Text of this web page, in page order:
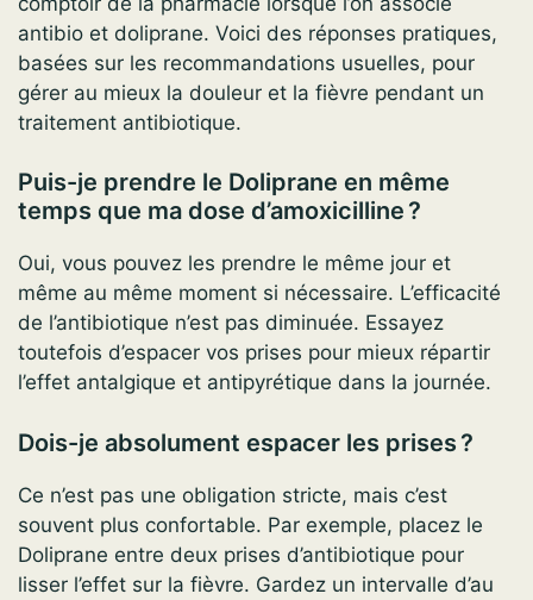
antibio et doliprane. Voici des réponses pratiques,
basées sur les recommandations usuelles, pour
gérer au mieux la douleur et la fièvre pendant un
traitement antibiotique.
Puis-je prendre le Doliprane en même
temps que ma dose d’amoxicilline ?
Oui, vous pouvez les prendre le même jour et
même au même moment si nécessaire. L’efficacité
de l’antibiotique n’est pas diminuée. Essayez
toutefois d’espacer vos prises pour mieux répartir
l’effet antalgique et antipyrétique dans la journée.
Dois-je absolument espacer les prises ?
Ce n’est pas une obligation stricte, mais c’est
souvent plus confortable. Par exemple, placez le
Doliprane entre deux prises d’antibiotique pour
lisser l’effet sur la fièvre. Gardez un intervalle d’au